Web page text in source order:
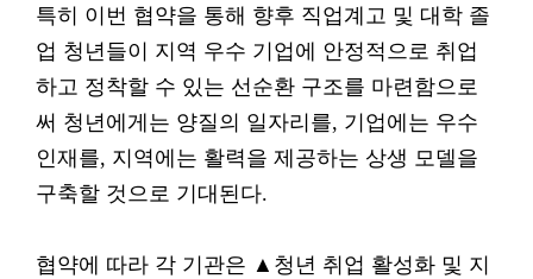
특히 이번 협약을 통해 향후 직업계고 및 대학 졸
업 청년들이 지역 우수 기업에 안정적으로 취업
하고 정착할 수 있는 선순환 구조를 마련함으로
써 청년에게는 양질의 일자리를, 기업에는 우수
인재를, 지역에는 활력을 제공하는 상생 모델을
구축할 것으로 기대된다.
협약에 따라 각 기관은 ▲청년 취업 활성화 및 지